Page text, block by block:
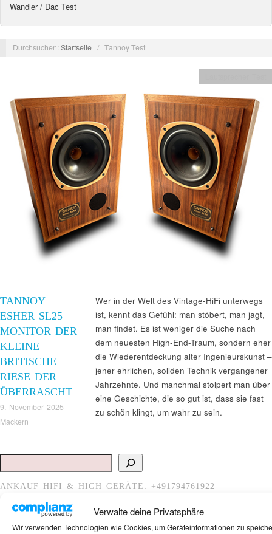
Verwalte deine Privatsphäre
Wir verwenden Technologien wie Cookies, um Geräteinformationen zu
Wandler / Dac Test
Durchsuchen:Startseite / Tannoy Test
TANNOY
ESHER SL25 –
MONITOR DER
KLEINE
BRITISCHE
RIESE DER
ÜBERRASCHT
9. November 2025
Mackern
Wer in der Welt des Vintage-HiFi unterwegs
ist, kennt das Gefühl: man stöbert, man jagt,
man findet. Es ist weniger die Suche nach
dem neuesten High-End-Traum, sondern eher
die Wiederentdeckung alter Ingenieurskunst –
jener ehrlichen, soliden Technik vergangener
Jahrzehnte. Und manchmal stolpert man über
eine Geschichte, die so gut ist, dass sie fast
zu schön klingt, um wahr zu sein.
ANKAUF HIFI & HIGH GERÄTE: +491794761922